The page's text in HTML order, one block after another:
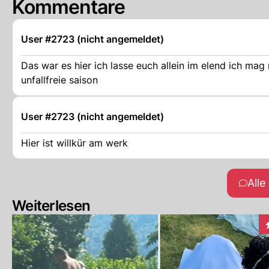
Kommentare
User #2723 (nicht angemeldet)
Das war es hier ich lasse euch allein im elend ich mag nicht mehr schreiben lesen und kommentieren weil aus gründen.wünsche
unfallfreie saison
User #2723 (nicht angemeldet)
Hier ist willkür am werk
Weiterlesen